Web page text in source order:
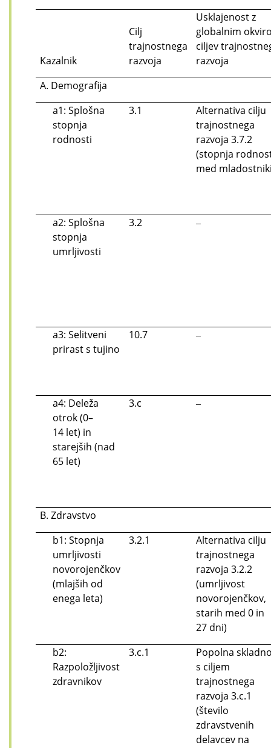
Kazalnik
Cilj
trajnostnega
razvoja
Usklajenost z
globalnim
ciljev
razvoja
A. Demografija
a1: Splošna
stopnja
rodnosti
3.1
Alternativa cilju
trajnostnega
razvoja 3.7.2
(stopnja
med
a2: Splošna
stopnja
umrljivosti
3.2 ‒
a3: Selitveni
prirast s tujino
10.7 ‒
a4: Deleža
otrok (0–
14 let) in
starejših (nad
65 let)
3.c ‒
B. Zdravstvo
b1: Stopnja
umrljivosti
novorojenčkov
(mlajših od
enega leta)
3.2.1
Alternativa cilju
trajnostnega
razvoja 3.2.2
(umrljivost
novorojenčkov,
starih med 0 in
27 dni)
b2:
Razpoložljivost
zdravnikov
3.c.1
Popolna
s ciljem
trajnostnega
razvoja 3.c.1
(število
zdravstvenih
delavcev na